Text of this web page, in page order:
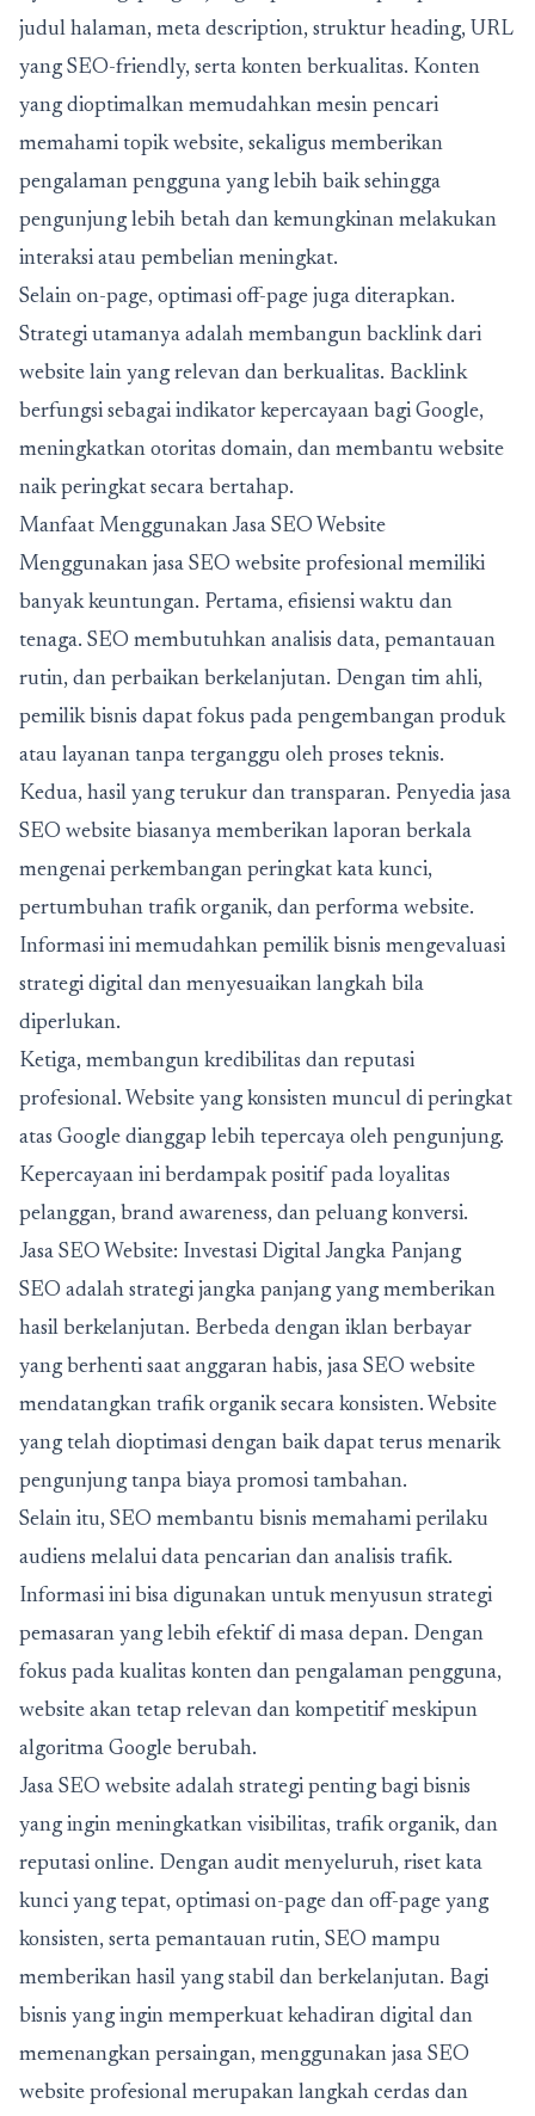
judul halaman, meta description, struktur heading, URL
yang SEO-friendly, serta konten berkualitas. Konten
yang dioptimalkan memudahkan mesin pencari
memahami topik website, sekaligus memberikan
pengalaman pengguna yang lebih baik sehingga
pengunjung lebih betah dan kemungkinan melakukan
interaksi atau pembelian meningkat.
Selain on-page, optimasi off-page juga diterapkan.
Strategi utamanya adalah membangun backlink dari
website lain yang relevan dan berkualitas. Backlink
berfungsi sebagai indikator kepercayaan bagi Google,
meningkatkan otoritas domain, dan membantu website
naik peringkat secara bertahap.
Manfaat Menggunakan Jasa SEO Website
Menggunakan jasa SEO website profesional memiliki
banyak keuntungan. Pertama, efisiensi waktu dan
tenaga. SEO membutuhkan analisis data, pemantauan
rutin, dan perbaikan berkelanjutan. Dengan tim ahli,
pemilik bisnis dapat fokus pada pengembangan produk
atau layanan tanpa terganggu oleh proses teknis.
Kedua, hasil yang terukur dan transparan. Penyedia jasa
SEO website biasanya memberikan laporan berkala
mengenai perkembangan peringkat kata kunci,
pertumbuhan trafik organik, dan performa website.
Informasi ini memudahkan pemilik bisnis mengevaluasi
strategi digital dan menyesuaikan langkah bila
diperlukan.
Ketiga, membangun kredibilitas dan reputasi
profesional. Website yang konsisten muncul di peringkat
atas Google dianggap lebih tepercaya oleh pengunjung.
Kepercayaan ini berdampak positif pada loyalitas
pelanggan, brand awareness, dan peluang konversi.
Jasa SEO Website: Investasi Digital Jangka Panjang
SEO adalah strategi jangka panjang yang memberikan
hasil berkelanjutan. Berbeda dengan iklan berbayar
yang berhenti saat anggaran habis, jasa SEO website
mendatangkan trafik organik secara konsisten. Website
yang telah dioptimasi dengan baik dapat terus menarik
pengunjung tanpa biaya promosi tambahan.
Selain itu, SEO membantu bisnis memahami perilaku
audiens melalui data pencarian dan analisis trafik.
Informasi ini bisa digunakan untuk menyusun strategi
pemasaran yang lebih efektif di masa depan. Dengan
fokus pada kualitas konten dan pengalaman pengguna,
website akan tetap relevan dan kompetitif meskipun
algoritma Google berubah.
Jasa SEO website adalah strategi penting bagi bisnis
yang ingin meningkatkan visibilitas, trafik organik, dan
reputasi online. Dengan audit menyeluruh, riset kata
kunci yang tepat, optimasi on-page dan off-page yang
konsisten, serta pemantauan rutin, SEO mampu
memberikan hasil yang stabil dan berkelanjutan. Bagi
bisnis yang ingin memperkuat kehadiran digital dan
memenangkan persaingan, menggunakan jasa SEO
website profesional merupakan langkah cerdas dan